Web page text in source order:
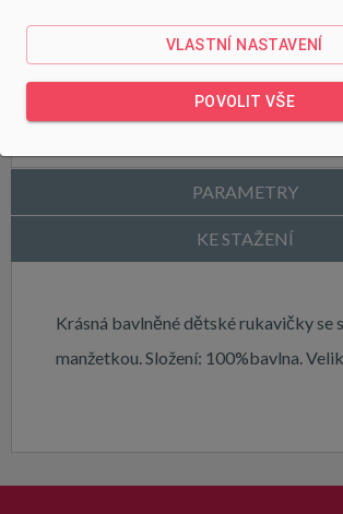
PARAMETRY
KE STAŽENÍ
Krásná bavlněné dětské rukavičky se
manžetkou. Složení: 100%bavlna.
VLASTNÍ NASTAVENÍ
POVOLIT VŠE